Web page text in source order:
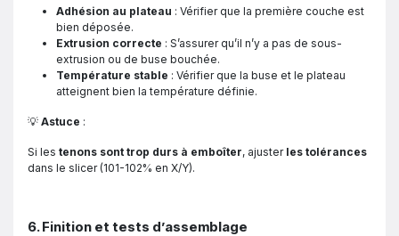
Adhésion au plateau : Vérifier que la première couche est
bien déposée.
Extrusion correcte : S’assurer qu’il n’y a pas de sous-
extrusion ou de buse bouchée.
Température stable : Vérifier que la buse et le plateau
atteignent bien la température définie.
💡 Astuce :
Si les tenons sont trop durs à emboîter, ajuster les tolérances
dans le slicer (101-102% en X/Y).
6. Finition et tests d’assemblage